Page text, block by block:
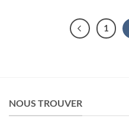
1
NOUS TROUVER